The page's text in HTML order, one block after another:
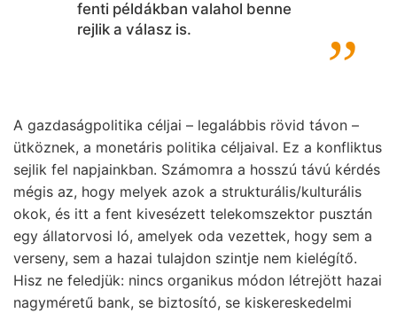
fenti példákban valahol benne
rejlik a válasz is.
A gazdaságpolitika céljai – legalábbis rövid távon –
ütköznek, a monetáris politika céljaival. Ez a konfliktus
sejlik fel napjainkban. Számomra a hosszú távú kérdés
mégis az, hogy melyek azok a strukturális/kulturális
okok, és itt a fent kivesézett telekomszektor pusztán
egy állatorvosi ló, amelyek oda vezettek, hogy sem a
verseny, sem a hazai tulajdon szintje nem kielégítő.
Hisz ne feledjük: nincs organikus módon létrejött hazai
nagyméretű bank, se biztosító, se kiskereskedelmi